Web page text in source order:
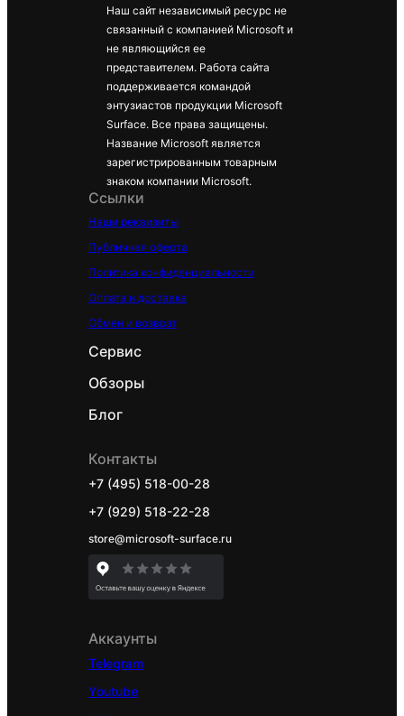
Наш сайт независимый ресурс не
связанный с компанией Microsoft и
не являющийся ее
представителем. Работа сайта
поддерживается командой
энтузиастов продукции Microsoft
Surface. Все права защищены.
Название Microsoft является
зарегистрированным товарным
знаком компании Microsoft.
Ссылки
Наши реквизиты
Публичная оферта
Политика конфиденциальности
Оплата и доставка
Обмен и возврат
Сервис
Обзоры
Блог
Контакты
+7 (495) 518-00-28
+7 (929) 518-22-28
store@microsoft-surface.ru
Аккаунты
Telegram
Youtube